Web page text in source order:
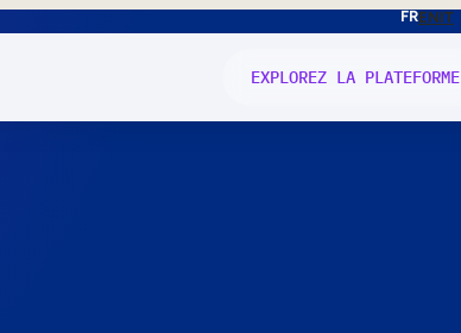
FRENIT
EXPLOREZ LA PLATEFORME